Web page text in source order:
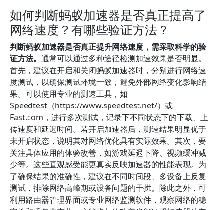
如何判断蚂蚁加速器是否真正提高了
网络速度？有哪些验证方法？
判断蚂蚁加速器是否真正提升网络速度，需采取科学的验
证方法。 通常可以通过多种途径检测加速效果是否明显。
首先，建议在开启和关闭蚂蚁加速器时，分别进行网络速
度测试，以确保测试环境一致，避免外部网络变化影响结
果。可以使用专业的测速工具，如
Speedtest（https://www.speedtest.net/）或
Fast.com，进行多次测试，记录下不同状态下的下载、上
传速度和延迟时间。若开启加速器后，测速结果明显优于
未开启状态，说明其对网络优化具有实际效果。其次，要
关注具体应用的体验改善，如游戏延迟下降、视频缓冲减
少等。这些直观感受能更真实反映加速器的性能表现。为
了确保结果的准确性，建议在不同时间段、多设备上反复
测试，排除网络高峰期或设备问题的干扰。除此之外，可
利用路由器管理界面或专业网络监测软件，观察网络的稳